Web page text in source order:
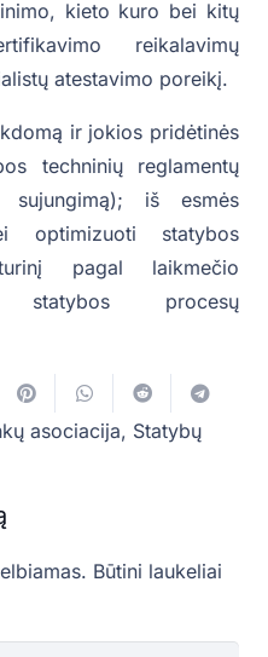
kieto kuro bei kitų
reikalavimų
atestavimo poreikį.
ir jokios pridėtinės
techninių reglamentų
sujungimą); iš esmės
optimizuoti statybos
pagal laikmečio
statybos procesų
asociacija, Statybų
Būtini laukeliai